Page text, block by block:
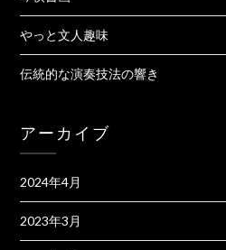
やっと文人趣味
伝統的な演奏技法の響き
アーカイブ
2024年4月
2023年3月